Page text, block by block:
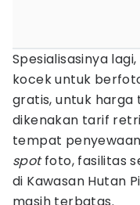
Spesialisasinya
kocek untuk
gratis, untuk harga
dikenakan tarif
tempat
spotfoto, fasilitas
di Kawasan Hutan